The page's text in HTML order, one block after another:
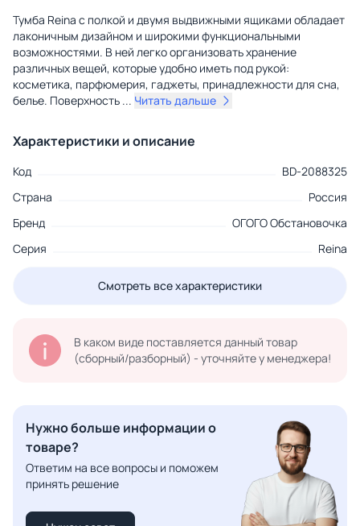
Тумба Reina с полкой и двумя выдвижными ящиками обладает
лаконичным дизайном и широкими функциональными
возможностями. В ней легко организовать хранение
различных вещей, которые удобно иметь под рукой:
косметика, парфюмерия, гаджеты, принадлежности для сна,
белье. Поверхность ... Читать дальше
Характеристики и описание
Код
BD-2088325
Страна
Россия
Бренд
ОГОГО Обстановочка
Серия
Reina
Смотреть все характеристики
В каком виде поставляется данный товар
(сборный/разборный) - уточняйте у менеджера!
Нужно больше информации о
товаре?
Ответим на все вопросы и поможем
принять решение